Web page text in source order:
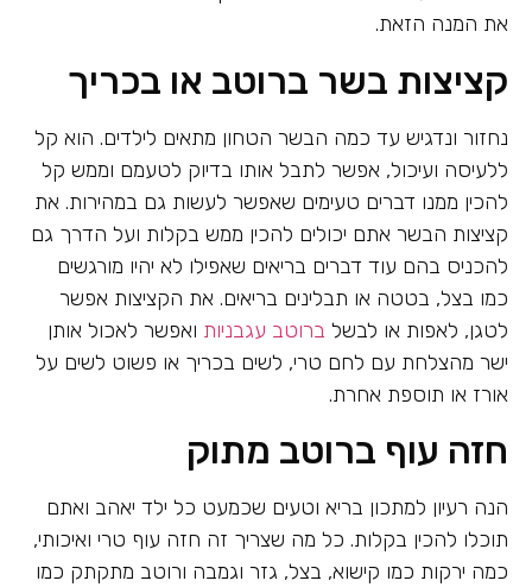
את המנה הזאת.
קציצות בשר ברוטב או בכריך
נחזור ונדגיש עד כמה הבשר הטחון מתאים לילדים. הוא קל
ללעיסה ועיכול, אפשר לתבל אותו בדיוק לטעמם וממש קל
להכין ממנו דברים טעימים שאפשר לעשות גם במהירות. את
קציצות הבשר אתם יכולים להכין ממש בקלות ועל הדרך גם
להכניס בהם עוד דברים בריאים שאפילו לא יהיו מורגשים
כמו בצל, בטטה או תבלינים בריאים. את הקציצות אפשר
לטגן, לאפות או לבשל ברוטב עגבניות ואפשר לאכול אותן
ישר מהצלחת עם לחם טרי, לשים בכריך או פשוט לשים על
אורז או תוספת אחרת.
חזה עוף ברוטב מתוק
הנה רעיון למתכון בריא וטעים שכמעט כל ילד יאהב ואתם
תוכלו להכין בקלות. כל מה שצריך זה חזה עוף טרי ואיכותי,
כמה ירקות כמו קישוא, בצל, גזר וגמבה ורוטב מתקתק כמו